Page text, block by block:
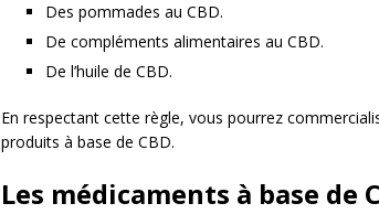
Des pommades au CBD.
De compléments alimentaires au CBD.
De l’huile de CBD.
En respectant cette règle, vous pourrez
produits à base de CBD.
Les médicaments à base de